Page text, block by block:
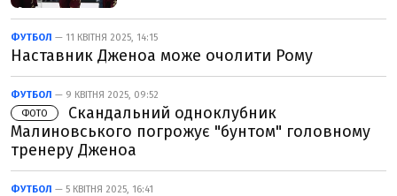
ФУТБОЛ — 11 КВІТНЯ 2025, 14:15
Наставник Дженоа може очолити Рому
ФУТБОЛ — 9 КВІТНЯ 2025, 09:52
ФОТО
Скандальний одноклубник
Малиновського погрожує "бунтом" головному
тренеру Дженоа
ФУТБОЛ — 5 КВІТНЯ 2025, 16:41